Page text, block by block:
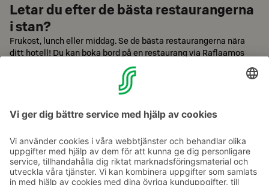
Letar du efter de bästa restaurangerna
i stan?
Frukost, lunch eller middag. Se de bästa restaurangerna nära
ditt hotell! Du kan boka bord på en restaurang via Raflaamos